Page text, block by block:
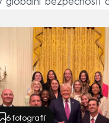
globální bezpečnosti
6fotografií